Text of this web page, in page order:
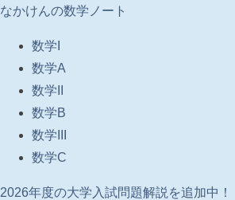
なかけんの数学ノート
数学I
数学A
数学II
数学B
数学III
数学C
2026年度の大学入試問題解説を追加中！